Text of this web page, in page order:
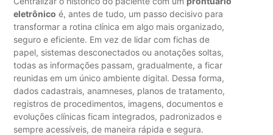
eletrônico é, antes de tudo, um passo decisivo para
transformar a rotina clínica em algo mais organizado,
seguro e eficiente. Em vez de lidar com fichas de
papel, sistemas desconectados ou anotações soltas,
todas as informações passam, gradualmente, a ficar
reunidas em um único ambiente digital. Dessa forma,
dados cadastrais, anamneses, planos de tratamento,
registros de procedimentos, imagens, documentos e
evoluções clínicas ficam integrados, padronizados e
sempre acessíveis, de maneira rápida e segura.